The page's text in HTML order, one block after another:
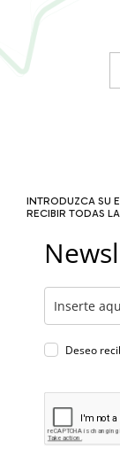
INTRODUZCA SU
RECIBIR TODAS
Deseo